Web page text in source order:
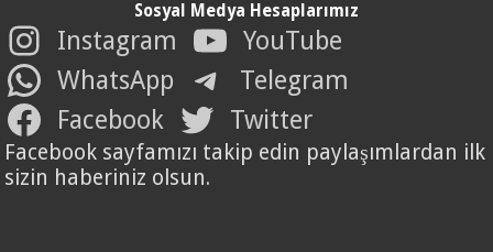
Sosyal Medya Hesaplarımız
Instagram
YouTube
WhatsApp
Telegram
Facebook
Twitter
Facebook sayfamızı takip edin paylaşımlardan ilk
sizin haberiniz olsun.